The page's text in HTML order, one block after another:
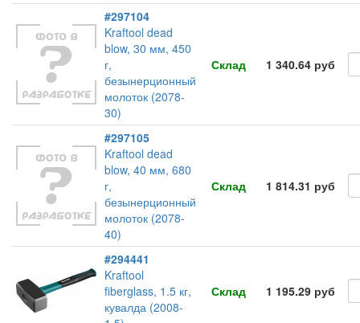
#297104
Kraftool dead
blow, 30 мм, 450
г,
безынерционный
молоток (2078-
30)
Склад 1 340.64 руб
#297105
Kraftool dead
blow, 40 мм, 680
г,
безынерционный
молоток (2078-
40)
Склад 1 814.31 руб
#294441
Kraftool
fiberglass, 1.5 кг,
кувалда (2008-
Склад 1 195.29 руб